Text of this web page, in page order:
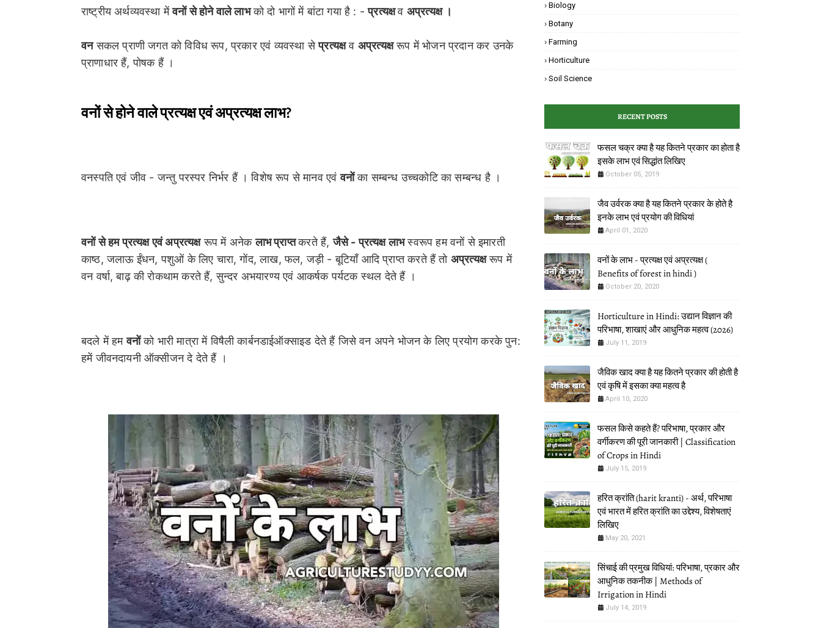
राष्ट्रीय अर्थव्यवस्था मेंवनों से होने वाले लाभको दो भागों में बांटा गया है : -प्रत्यक्षव अप्रत्यक्ष ।
वनसकल प्राणी जगत को विविध रूप, प्रकार एवं व्यवस्था सेप्रत्यक्षव अप्रत्यक्षरूप में भोजन प्रदान कर उनके
प्राणाधार हैं, पोषक हैं ।
वनों से होने वाले प्रत्यक्ष एवं अप्रत्यक्ष लाभ?
वनस्पति एवं जीव - जन्तु परस्पर निर्भर हैं । विशेष रूप से मानव एवंवनोंका सम्बन्ध उच्चकोटि का सम्बन्ध है ।
वनों से हम प्रत्यक्ष एवं अप्रत्यक्षरूप में अनेकलाभ प्राप्तकरते हैं,जैसे - प्रत्यक्ष लाभस्वरूप हम वनों से इमारती
काष्ठ, जलाऊ ईंधन, पशुओं के लिए चारा, गोंद, लाख, फल, जड़ी - बूटियाँ आदि प्राप्त करते हैं तो अप्रत्यक्षरूप में
वन वर्षा, बाढ़ की रोकथाम करते हैं, सुन्दर अभयारण्य एवं आकर्षक पर्यटक स्थल देते हैं ।
बदले में हमवनोंको भारी मात्रा में विषैली कार्बनडाईऑक्साइड देते हैं जिसे वन अपने भोजन के लिए प्रयोग करके पुन:
हमें जीवनदायनी ऑक्सीजन दे देते हैं ।
Biology
Botany
Farming
Horticulture
Soil Science
RECENT POSTS
फसल चक्र क्या है यह कितने प्रकार का होता है
इसके लाभ एवं ‌सिद्धांत लिखिए
October 05, 2019
जैव उर्वरक क्या है यह कितने प्रकार के होते है
इनके लाभ एवं प्रयोग की विधियां
April 01, 2020
वनों के लाभ - प्रत्यक्ष एवं अप्रत्यक्ष (
Benefits of forest in hindi )
October 20, 2020
Horticulture in Hindi: उद्यान विज्ञान की
परिभाषा, शाखाएं और आधुनिक महत्व (2026)
July 11, 2019
जैविक खाद क्या है यह कितने प्रकार की होती है
एवं कृषि में इसका क्या महत्व है
April 10, 2020
फसल किसे कहते हैं? परिभाषा, प्रकार और
वर्गीकरण की पूरी जानकारी | Classification
of Crops in Hindi
July 15, 2019
हरित क्रांति (harit kranti) - अर्थ, परिभाषा
एवं भारत में हरित क्रांति का उद्देश्य, विशेषताएं
लिखिए
May 20, 2021
सिंचाई की प्रमुख विधियां: परिभाषा, प्रकार और
आधुनिक तकनीक | Methods of
Irrigation in Hindi
July 14, 2019